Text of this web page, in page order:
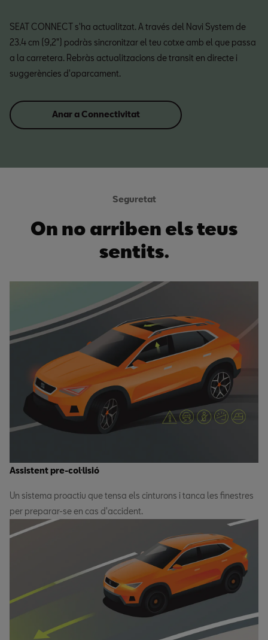
SEAT CONNECT s'ha actualitzat. A través del Navi System de
23.4 cm (9,2") podràs sincronitzar el teu cotxe amb el que passa
a la carretera. Rebràs actualitzacions de transit en directe i
suggerències d'aparcament.
Anar a Connectivitat
Seguretat
On no arriben els teus
sentits.
Assistent pre-col·lisió
Un sistema proactiu que tensa els cinturons i tanca les finestres
per preparar-se en cas d'accident.